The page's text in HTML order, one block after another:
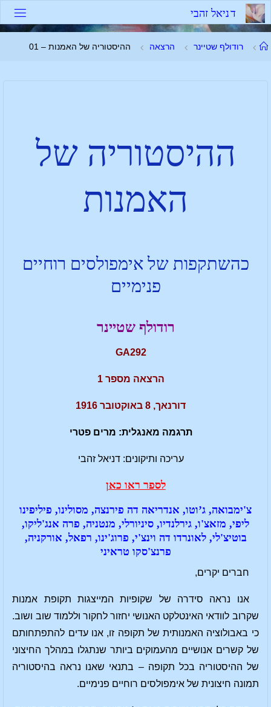
דניאל זהבי
רודולף שטיינר הרצאה ההיסטוריה של האמנות – 01
ההיסטוריה של
האמנות
כהשתקפות של אימפולסים רוחיים
פנימיים
רודולף שטיינר
GA292
הרצאה מספר 1
דורנאך, 8 באוקטובר 1916
תרגמה מאנגלית: מרים פטרי
עריכה ותיקונים: דניאל זהבי
לספר ראו כאן
צ'ימבואה, ג’וטו, אנדריאה דה פירנצה, מסולינו, פיליפינו
ליפי, מזאצ'ו, גירלנדיו, סיניורלי, מנטניה, פרה אנג'ליקו,
בוטיצ'לי, לאונרדו דה וינצ'י, פרוג'ינו, רפאל, אורקניה,
פרנצ'סקו טראיני
חברים יקרים,
אנו נראה סידרה של שקופיות המייצגות תקופת אמנות
שקרוב לוודאי האינטלקט האנושי יחזור לחקור וללמוד שוב ושוב.
כי באבולוציה האמנותית של תקופה זו, אנו עדים להתפתחותם
של קשרים אנושיים מהעמוקים ביותר שנתגלו במהלך החיצוני
של ההיסטוריה בכל תקופה – בתנאי שאנו נראה בהיסטוריה
תמונה חיצונית של אימפולסים רוחיים פנימיים.